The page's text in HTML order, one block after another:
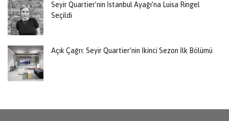
Seyir Quartier’nin İstanbul Ayağı’na Luisa Ringel
Seçildi
Açık Çağrı: Seyir Quartier’nin İkinci Sezon İlk Bölümü